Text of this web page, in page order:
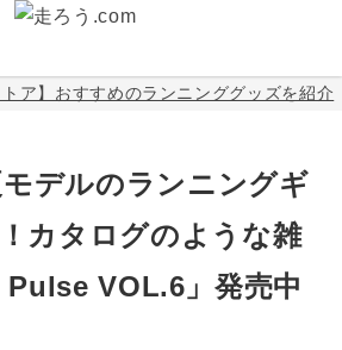
ア】おすすめのランニンググッズを紹介
デルのランニングギ
カタログのような雑
VOL.6」発売中